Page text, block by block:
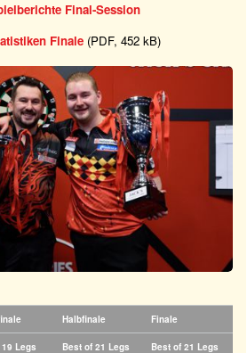
Final-Session
Finale (PDF, 452 kB)
Halbfinale Finale
Legs Best of 21 Legs Best of 21 Legs